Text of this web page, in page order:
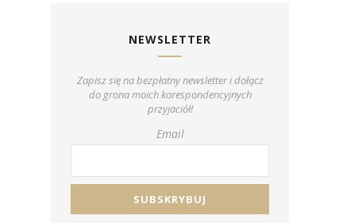
NEWSLETTER
Zapisz się na bezpłatny newsletter i dołącz
do grona moich korespondencyjnych
przyjaciół!
Email